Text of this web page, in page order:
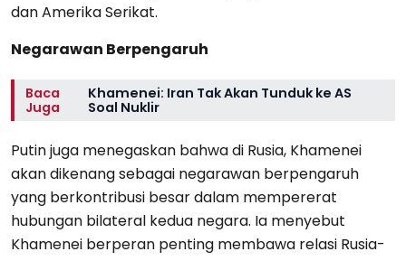
dan Amerika Serikat.
Negarawan Berpengaruh
Baca
Juga
Khamenei: Iran Tak Akan Tunduk ke AS
Soal Nuklir
Putin juga menegaskan bahwa di Rusia, Khamenei
akan dikenang sebagai negarawan berpengaruh
yang berkontribusi besar dalam mempererat
hubungan bilateral kedua negara. Ia menyebut
Khamenei berperan penting membawa relasi Rusia-